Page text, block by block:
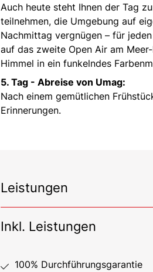
Auch heute steht Ihnen der Tag
teilnehmen, die Umgebung auf
Nachmittag vergnügen – für
auf das zweite Open Air am
Himmel in ein funkelndes
5. Tag - Abreise von Umag:
Nach einem gemütlichen
Erinnerungen.
Leistungen
Inkl. Leistungen
100% Durchführungsgarantie